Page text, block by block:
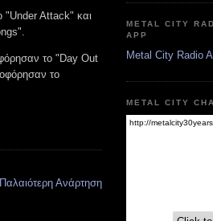
"Under Attack" και
το "Day Out
το
Παλαιότερη Ανάρτηση
METAL CITY
APP
Metal City Radio
METAL CITY